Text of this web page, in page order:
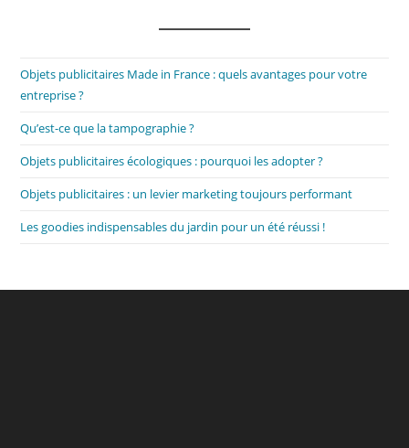
Objets publicitaires Made in France : quels avantages pour votre
entreprise ?
Qu’est-ce que la tampographie ?
Objets publicitaires écologiques : pourquoi les adopter ?
Objets publicitaires : un levier marketing toujours performant
Les goodies indispensables du jardin pour un été réussi !